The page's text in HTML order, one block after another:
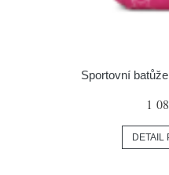
Sportovní
1
DETAIL